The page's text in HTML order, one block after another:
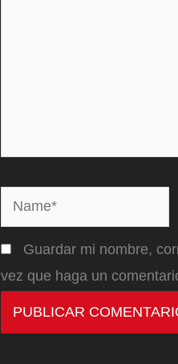
Name*
Guardar mi nombre,
vez que haga un